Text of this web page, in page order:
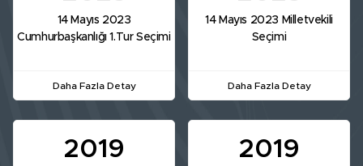
14 Mayıs 2023
Cumhurbaşkanlığı 1.Tur Seçimi
Daha Fazla Detay
14 Mayıs 2023 Milletvekili
Seçimi
Daha Fazla Detay
2019 2019